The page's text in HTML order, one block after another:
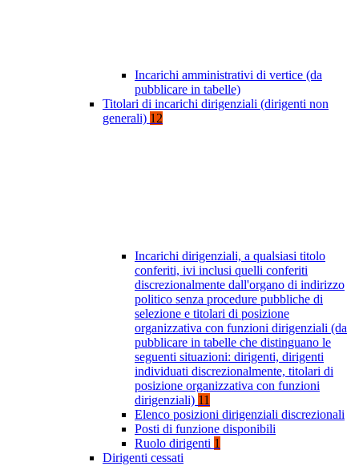
Incarichi amministrativi di vertice (da
pubblicare in tabelle)
Titolari di incarichi dirigenziali (dirigenti non
generali) 12
Incarichi dirigenziali, a qualsiasi titolo
conferiti, ivi inclusi quelli conferiti
discrezionalmente dall'organo di indirizzo
politico senza procedure pubbliche di
selezione e titolari di posizione
organizzativa con funzioni dirigenziali (da
pubblicare in tabelle che distinguano le
seguenti situazioni: dirigenti, dirigenti
individuati discrezionalmente, titolari di
posizione organizzativa con funzioni
dirigenziali) 11
Elenco posizioni dirigenziali discrezionali
Posti di funzione disponibili
Ruolo dirigenti 1
Dirigenti cessati